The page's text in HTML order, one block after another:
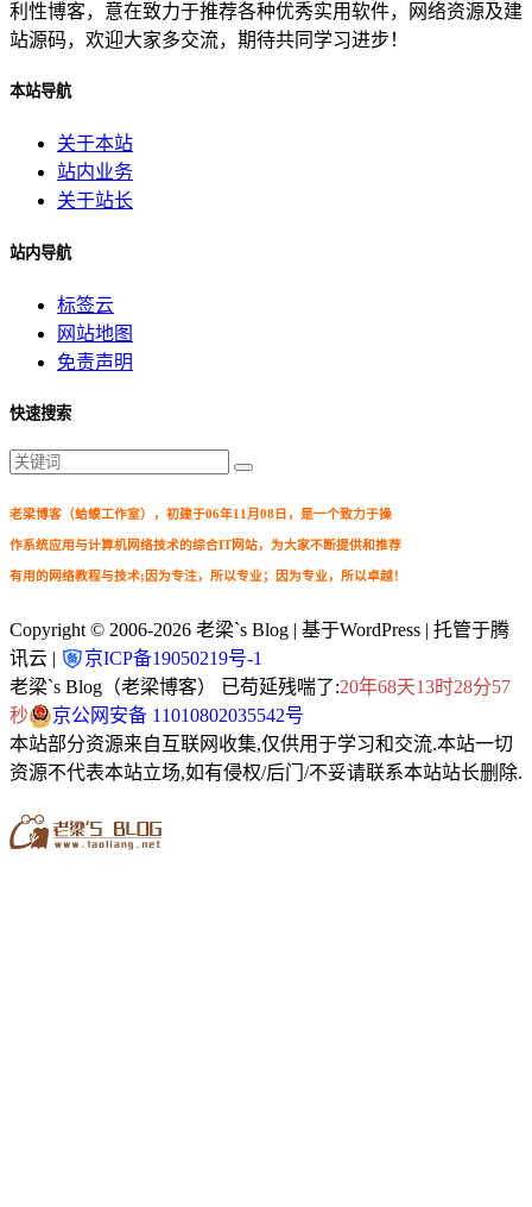
利性博客，意在致力于推荐各种优秀实用软件，网络资源及建
站源码，欢迎大家多交流，期待共同学习进步！
本站导航
关于本站
站内业务
关于站长
站内导航
标签云
网站地图
免责声明
快速搜索
老梁博客（蛤蟆工作室），初建于06年11月08日，是一个致力于操
作系统应用与计算机网络技术的综合IT网站，为大家不断提供和推荐
有用的网络教程与技术;因为专注，所以专业；因为专业，所以卓越！
Copyright © 2006-2026 老梁`s Blog | 基于WordPress | 托管于腾
讯云 |
京ICP备19050219号-1
老梁`s Blog（老梁博客） 已苟延残喘了:20年68天13时28分58
秒
京公网安备 11010802035542号
本站部分资源来自互联网收集,仅供用于学习和交流.本站一切
资源不代表本站立场,如有侵权/后门/不妥请联系本站站长删除.